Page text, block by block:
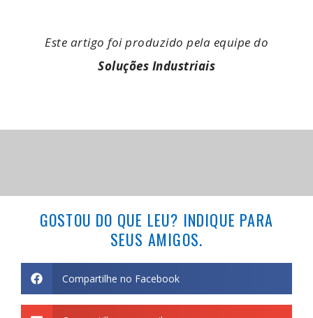
Este artigo foi produzido pela equipe do
Soluções Industriais
GOSTOU DO QUE LEU? INDIQUE PARA
SEUS AMIGOS.
Compartilhe no Facebook